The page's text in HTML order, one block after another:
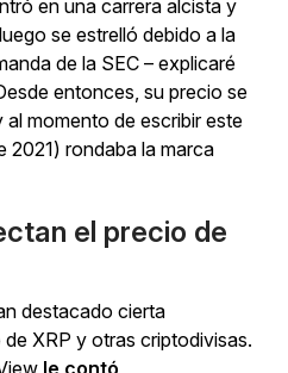
en una carrera alcista y
se estrelló debido a la
de la SEC – explicaré
entonces, su precio se
momento de escribir este
2021) rondaba la marca
el precio de
destacado cierta
XRP y otras criptodivisas.
le contó